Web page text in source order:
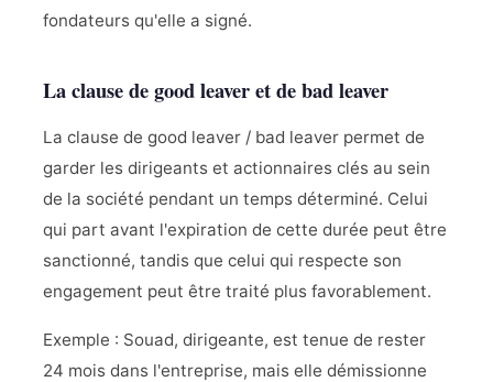
fondateurs qu'elle a signé.
La clause de good leaver et de bad leaver
La clause de good leaver / bad leaver permet de
garder les dirigeants et actionnaires clés au sein
de la société pendant un temps déterminé. Celui
qui part avant l'expiration de cette durée peut être
sanctionné, tandis que celui qui respecte son
engagement peut être traité plus favorablement.
Exemple : Souad, dirigeante, est tenue de rester
24 mois dans l'entreprise, mais elle démissionne